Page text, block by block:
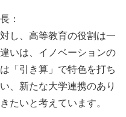
：
し、高等教育の役割は一
いは、イノベーションの
「引き算」で特色を打ち
、新たな大学連携のあり
たいと考えています。